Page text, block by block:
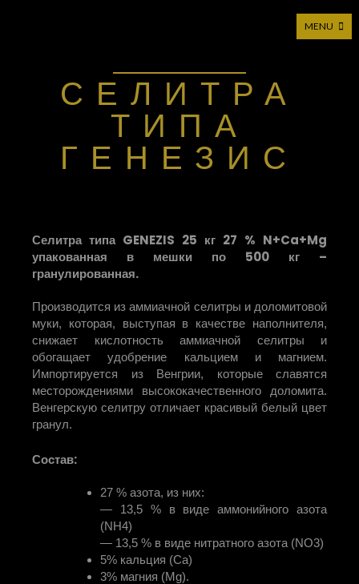
MENU
СЕЛИТРА
ТИПА
ГЕНЕЗИС
Селитра типа GENEZIS 25 кг 27 % N+Ca+Mg
упакованная в мешки по 500 кг –
гранулированная.
Производится из аммиачной селитры и доломитовой
муки, которая, выступая в качестве наполнителя,
снижает кислотность аммиачной селитры и
обогащает удобрение кальцием и магнием.
Импортируется из Венгрии, которые славятся
месторождениями высококачественного доломита.
Венгерскую селитру отличает красивый белый цвет
гранул.
Состав:
27 % азота, из них:
— 13,5 % в виде аммонийного азота
(NH4)
— 13,5 % в виде нитратного азота (NO3)
5% кальция (Ca)
3% магния (Mg).